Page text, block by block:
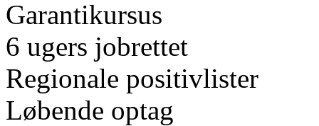
Garantikursus
6 ugers jobrettet
Regionale positivlister
Løbende optag